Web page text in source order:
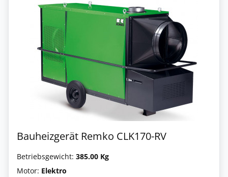
Bauheizgerät Remko CLK170-RV
Betriebsgewicht: 385.00 Kg
Motor: Elektro